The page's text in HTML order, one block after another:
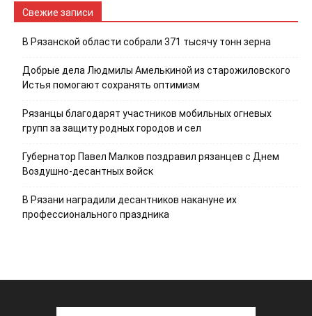
Свежие записи
В Рязанской области собрали 371 тысячу тонн зерна
Добрые дела Людмилы Амелькиной из старожиловского
Истья помогают сохранять оптимизм
Рязанцы благодарят участников мобильных огневых
групп за защиту родных городов и сел
Губернатор Павел Малков поздравил рязанцев с Днем
Воздушно-десантных войск
В Рязани наградили десантников накануне их
профессионального праздника